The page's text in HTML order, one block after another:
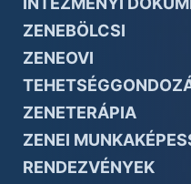
ZENEBÖLCSI
ZENEOVI
ZENETERÁPIA
ZENEI
RENDEZVÉNYEK